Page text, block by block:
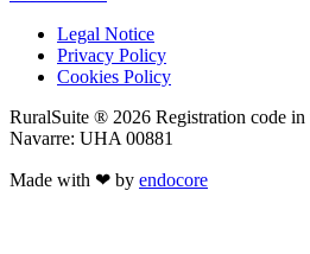
Legal Notice
Privacy Policy
Cookies Policy
RuralSuite ® 2026 Registration code
Navarre: UHA 00881
Made with ❤ by endocore